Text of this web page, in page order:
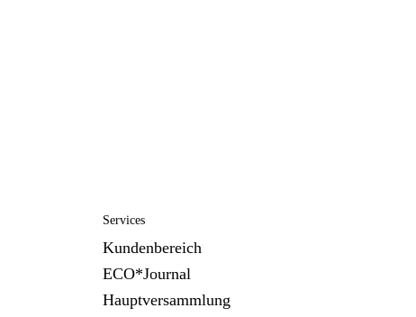
Services
Kundenbereich
ECO*Journal
Hauptversammlung